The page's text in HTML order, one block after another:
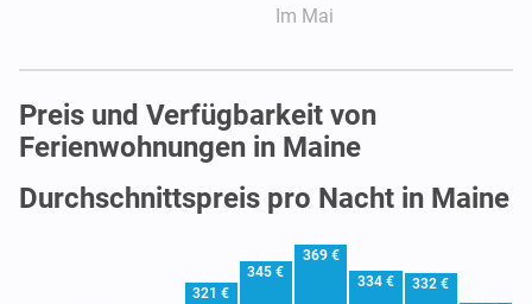
Im Mai
Preis und Verfügbarkeit von
Ferienwohnungen in Maine
Durchschnittspreis pro Nacht in Maine
321 €
345 €
369 €
334 € 332 €